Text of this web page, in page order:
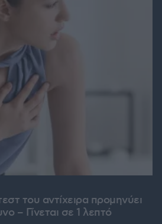
του αντίχειρα προμηνύει
– Γίνεται σε 1 λεπτό